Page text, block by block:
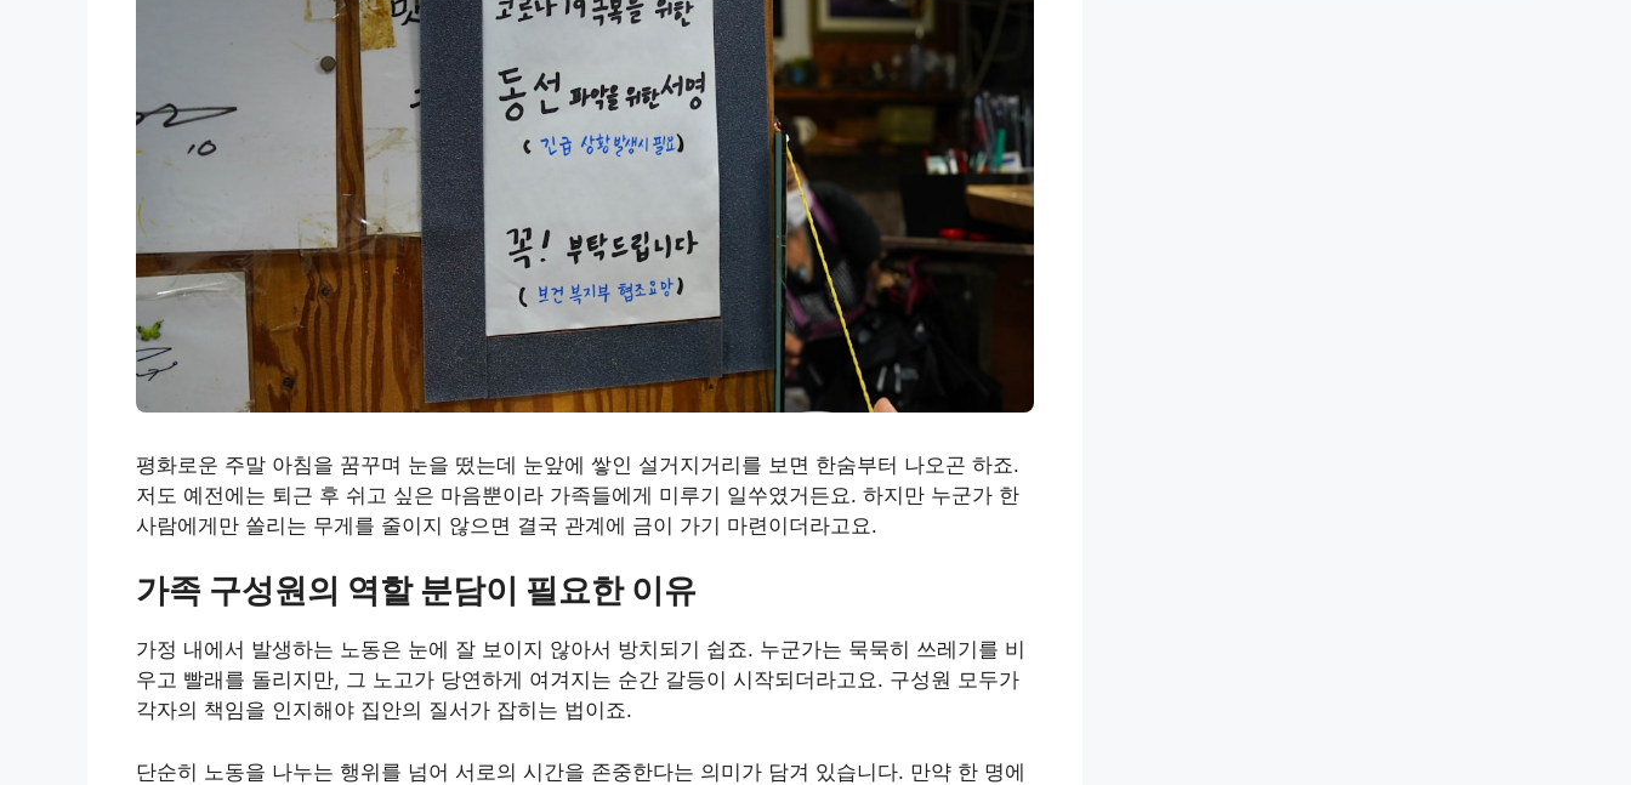
평화로운 주말 아침을 꿈꾸며 눈을 떴는데 눈앞에 쌓인 설거지거리를 보면 한숨부터 나오곤 하죠.
저도 예전에는 퇴근 후 쉬고 싶은 마음뿐이라 가족들에게 미루기 일쑤였거든요. 하지만 누군가 한
사람에게만 쏠리는 무게를 줄이지 않으면 결국 관계에 금이 가기 마련이더라고요.
가족 구성원의 역할 분담이 필요한 이유
가정 내에서 발생하는 노동은 눈에 잘 보이지 않아서 방치되기 쉽죠. 누군가는 묵묵히 쓰레기를 비
우고 빨래를 돌리지만, 그 노고가 당연하게 여겨지는 순간 갈등이 시작되더라고요. 구성원 모두가
각자의 책임을 인지해야 집안의 질서가 잡히는 법이죠.
단순히 노동을 나누는 행위를 넘어 서로의 시간을 존중한다는 의미가 담겨 있습니다. 만약 한 명에